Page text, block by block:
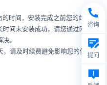
时间，安装完成之前您的站点
间未安装成功，请您通过网站
。
，请及时续费避免影响您的使
咨询
提问